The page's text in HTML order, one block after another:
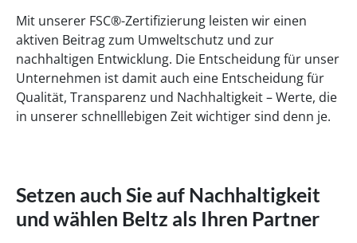
Mit unserer FSC®-Zertifizierung leisten wir einen
aktiven Beitrag zum Umweltschutz und zur
nachhaltigen Entwicklung. Die Entscheidung für unser
Unternehmen ist damit auch eine Entscheidung für
Qualität, Transparenz und Nachhaltigkeit – Werte, die
in unserer schnelllebigen Zeit wichtiger sind denn je.
Setzen auch Sie auf Nachhaltigkeit
und wählen Beltz als Ihren Partner